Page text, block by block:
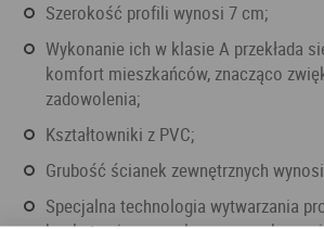
szerokość profili wynosi 7 cm;
wykonanie ich w klasie A przekłada się na jakość oraz
komfort mieszkańców, znacząco
zadowolenia;
kształtowniki z PVC;
grubość ścianek zewnętrznych
specjalna technologia wytwarzania profili, zwana